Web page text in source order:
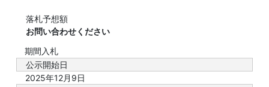
落札予想額
お問い合わせください
期間入札
公示開始日
2025年12月9日